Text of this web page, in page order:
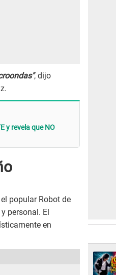
, dijo
y revela que NO
popular Robot de
personal. El
en